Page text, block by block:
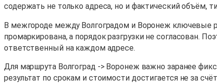
содержать не только адреса, но и фактический объём,
В межгороде между Волгоградом и Воронеж ключевые
промаркирована, а порядок разгрузки не согласован.
ответственный на каждом адресе.
Для маршрута Волгоград -> Воронеж важно заранее
результат по срокам и стоимости достигается не за